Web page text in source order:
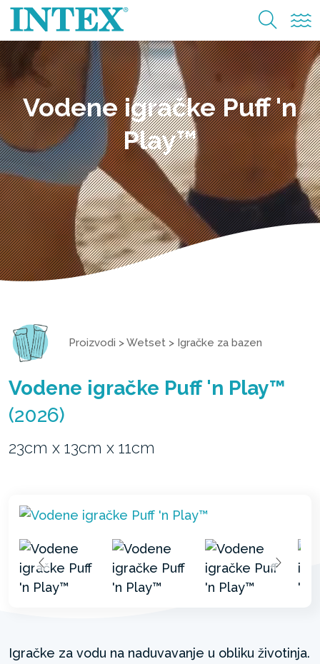
Vodene igračke Puff 'n
Play™
Proizvodi >Wetset > Igračke za bazen
Vodene igračke Puff 'n Play™
(2026)
23cm x 13cm x 11cm
Igračke za vodu na naduvavanje u obliku životinja.